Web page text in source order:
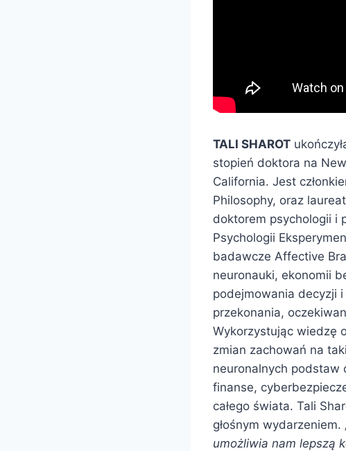
TALI SHAROT
stopień doktora na
California. Jest
Philosophy, oraz
doktorem psychologii i
Psychologii
badawcze Affective
neuronauki, ekonomii
podejmowania decyzji
przekonania,
Wykorzystując wiedzę
zmian zachowań na
neuronalnych podstaw
finanse,
całego świata. Tali
głośnym wydarzeniem.
umożliwia nam lepszą